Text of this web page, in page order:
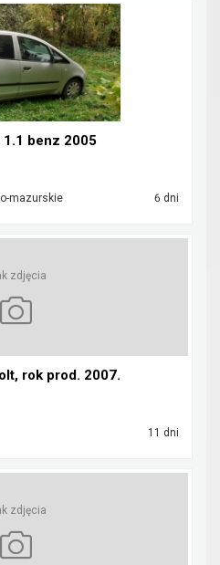
benz 2005
mazurskie 6 dni
zdjęcia
rok prod. 2007.
11 dni
zdjęcia